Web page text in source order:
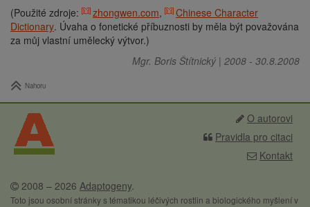
(Použité zdroje:
zhongwen.com,
Chinese Character
Dictionary. Úvaha o fonetické příbuznosti by měla být považována
za můj vlastní umělecký výtvor.)
Mgr. Boris Štítnický | 2008 - 30.8.2008
Nahoru
O autorovi
Pravidla pro citaci
Kontakt
2008 – 2026 Adaptogeny.
Toto jsou osobní stránky s tématikou léčivých rostlin a biologického myšlení v